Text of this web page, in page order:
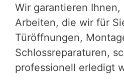
Wir garantieren Ihnen,
Arbeiten, die wir für
Türöffnungen,
Schlossreparaturen,
professionell erledigt